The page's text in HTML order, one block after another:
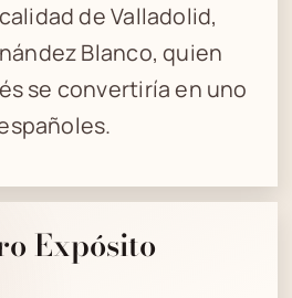
de Valladolid,
Blanco, quien
se convertiría en uno
Expósito